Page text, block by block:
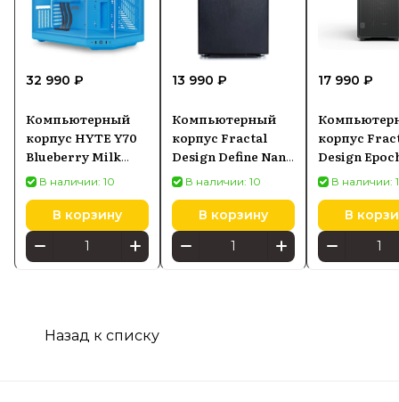
32 990 ₽
Компьютерный
корпус HYTE Y70
Blueberry Milk
(CSHYTEY70BM)
В наличии: 10
В корзину
13 990 ₽
Компьютерный
корпус Fractal
Design Define Nano
S (FD-CA-DEF-
NANO-S-BK-W)
В наличии: 10
В корзину
17 990 ₽
корпус
Design
Black Solid
В наличии:
В
Назад к списку